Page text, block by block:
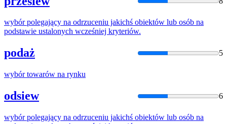
wybórpolegający na odrzuceniu jakichś obiektów lub osób na
podstawie ustalonych wcześniej kryteriów.
podaż 5
wybórtowarów na rynku
odsiew 6
wybórpolegający na odrzuceniu jakichś obiektów lub osób na